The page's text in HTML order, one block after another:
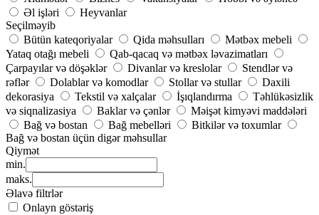
Əl işləri
Heyvanlar
Seçilməyib
Bütün kateqoriyalar
Qida məhsulları
Mətbəx mebeli
Yataq otağı mebeli
Qab-qacaq və mətbəx ləvazimatları
Çarpayılar və döşəklər
Divanlar və kreslolar
Stendlər və
rəflər
Dolablar və komodlar Stollar və stullar
Daxili
dekorasiya
Tekstil və xalçalar İşıqlandırma
Təhlükəsizlik
və siqnalizasiya
Baklar və çənlər
Məişət kimyəvi maddələri
Bağ və bostan
Bağ mebelləri
Bitkilər və toxumlar
Bağ və bostan üçün digər məhsullar
Qiymət
min.
maks.
Əlavə filtrlər
Onlayn göstəriş